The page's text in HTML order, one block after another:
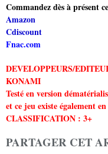
Commandez dès à présent
Amazon
Cdiscount
Fnac.com
DEVELOPPEURS/
KONAMI
Testé en version
et ce jeu existe également
CLASSIFICATION : 3+
PARTAGER CET